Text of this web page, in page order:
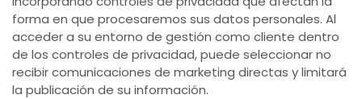
forma en que procesaremos sus datos personales. Al
acceder a su entorno de gestión como cliente dentro
de los controles de privacidad, puede seleccionar no
recibir comunicaciones de marketing directas y limitará
la publicación de su información.